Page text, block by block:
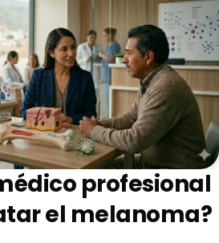
profesional
el melanoma?